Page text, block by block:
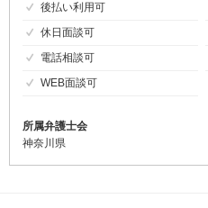
後払い利用可
休日面談可
電話相談可
WEB面談可
所属弁護士会
神奈川県